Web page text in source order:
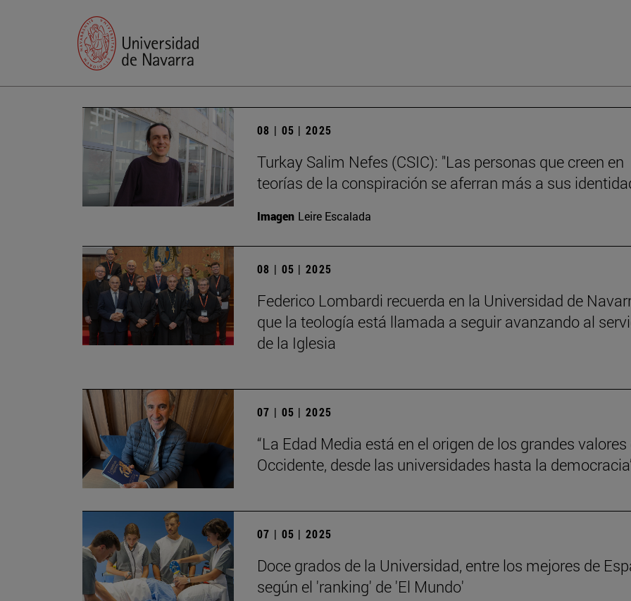
08 | 05 | 2025
Turkay Salim Nefes (CSIC): "Las personas que creen en
teorías de la conspiración se aferran más a sus
Imagen Leire Escalada
08 | 05 | 2025
Federico Lombardi recuerda en la Universidad de
que la teología está llamada a seguir avanzando al
de la Iglesia
07 | 05 | 2025
“La Edad Media está en el origen de los grandes valores
Occidente, desde las universidades hasta la
07 | 05 | 2025
Doce grados de la Universidad, entre los mejores de
según el 'ranking' de 'El Mundo'